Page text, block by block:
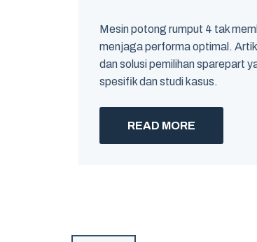
Mesin potong rumput 4 tak
menjaga performa optimal.
dan solusi pemilihan sparepart
spesifik dan studi kasus.
READ MORE